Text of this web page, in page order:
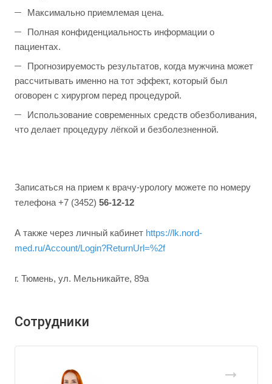
Максимально приемлемая цена.
Полная конфиденциальность информации о
пациентах.
Прогнозируемость результатов, когда мужчина может
рассчитывать именно на тот эффект, который был
оговорен с хирургом перед процедурой.
Использование современных средств обезболивания,
что делает процедуру лёгкой и безболезненной.
Записаться на прием к врачу-урологу можете по номеру
телефона +7 (3452) 56-12-12
А также через личный кабинет https://lk.nord-
med.ru/Account/Login?ReturnUrl=%2f
г. Тюмень, ул. Мельникайте, 89а
Сотрудники